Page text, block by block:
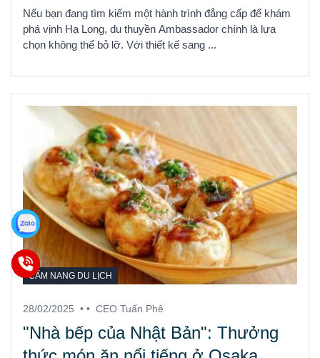
Nếu bạn đang tìm kiếm một hành trình đẳng cấp để khám
phá vịnh Hạ Long, du thuyền Ambassador chính là lựa
chọn không thể bỏ lỡ. Với thiết kế sang ...
CẨM NANG DU LỊCH
28/02/2025 • • CEO Tuấn Phê
"Nhà bếp của Nhật Bản": Thưởng